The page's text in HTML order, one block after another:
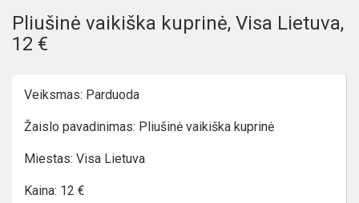
Pliušinė vaikiška kuprinė, Visa Lietuva,
12 €
Veiksmas: Parduoda
Žaislo pavadinimas: Pliušinė vaikiška kuprinė
Miestas: Visa Lietuva
Kaina: 12 €